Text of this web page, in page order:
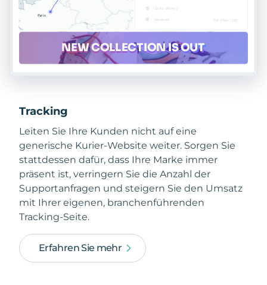
Tracking
Leiten Sie Ihre Kunden nicht auf eine
generische Kurier-Website weiter. Sorgen Sie
stattdessen dafür, dass Ihre Marke immer
präsent ist, verringern Sie die Anzahl der
Supportanfragen und steigern Sie den Umsatz
mit Ihrer eigenen, branchenführenden
Tracking-Seite.
Erfahren Sie mehr